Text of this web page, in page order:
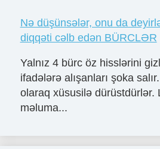
Nə düşünsələr, onu da
diqqəti cəlb edən BÜRCLƏR
Yalnız 4 bürc öz hisslərini
ifadələrə alışanları şoka
olaraq xüsusilə dürüstdürlər.
məluma...